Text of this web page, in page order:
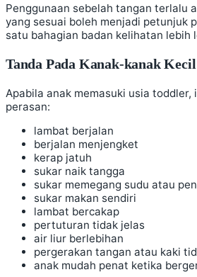
Penggunaan sebelah tangan terlalu
yang sesuai boleh menjadi petunjuk
satu bahagian badan kelihatan lebih
Tanda Pada Kanak-kanak Kecil
Apabila anak memasuki usia toddler,
perasan:
lambat berjalan
berjalan menjengket
kerap jatuh
sukar naik tangga
sukar memegang sudu atau
sukar makan sendiri
lambat bercakap
pertuturan tidak jelas
air liur berlebihan
pergerakan tangan atau kaki
anak mudah penat ketika